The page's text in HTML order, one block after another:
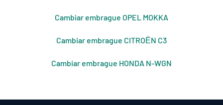
Cambiar embrague OPEL MOKKA
Cambiar embrague CITROЁN C3
Cambiar embrague HONDA N-WGN